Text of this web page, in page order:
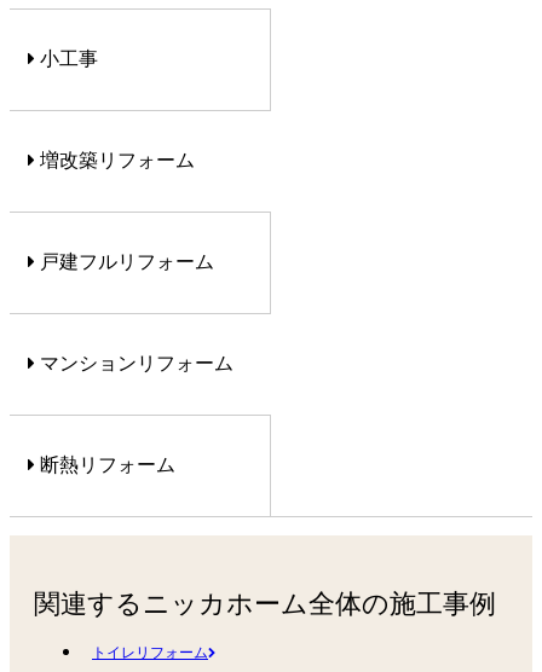
小工事
増改築リフォーム
戸建フルリフォーム
マンションリフォーム
断熱リフォーム
関連するニッカホーム全体の施工事例
トイレリフォーム